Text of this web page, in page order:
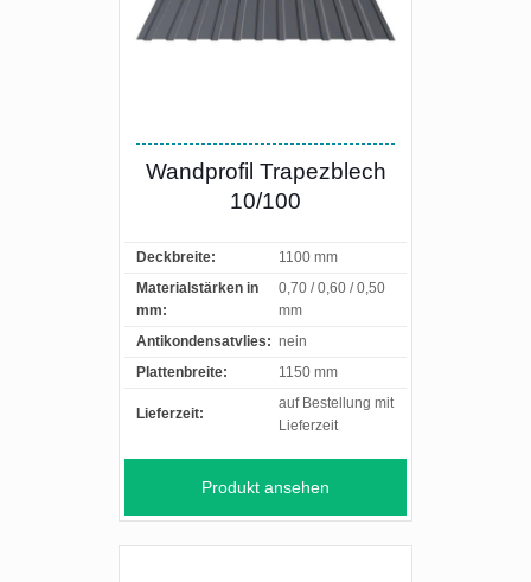
Wandprofil Trapezblech
10/100
Deckbreite:
1100 mm
Materialstärken in
mm:
0,70 / 0,60 / 0,50
mm
Antikondensatvlies: nein
Plattenbreite:
1150 mm
Lieferzeit:
auf Bestellung mit
Lieferzeit
Produkt ansehen